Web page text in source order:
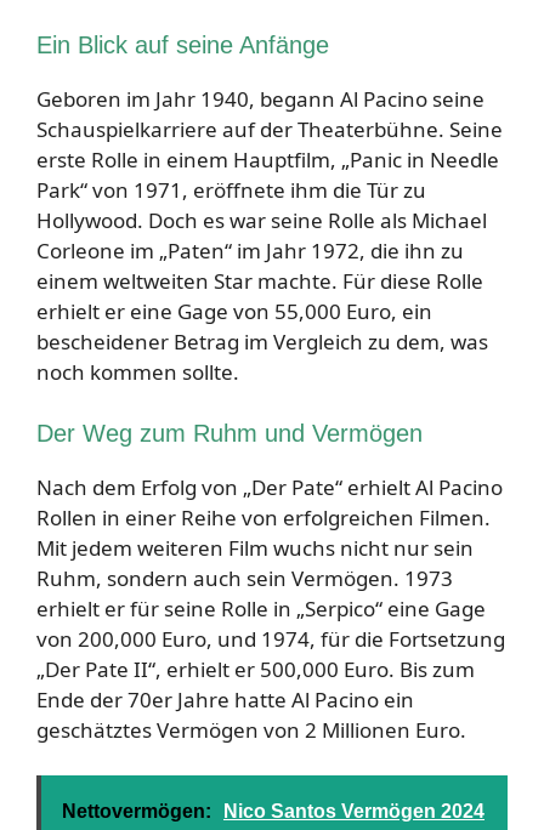
Ein Blick auf seine Anfänge
Geboren im Jahr 1940, begann Al Pacino seine
Schauspielkarriere auf der Theaterbühne. Seine
erste Rolle in einem Hauptfilm, „Panic in Needle
Park“ von 1971, eröffnete ihm die Tür zu
Hollywood. Doch es war seine Rolle als Michael
Corleone im „Paten“ im Jahr 1972, die ihn zu
einem weltweiten Star machte. Für diese Rolle
erhielt er eine Gage von 55,000 Euro, ein
bescheidener Betrag im Vergleich zu dem, was
noch kommen sollte.
Der Weg zum Ruhm und Vermögen
Nach dem Erfolg von „Der Pate“ erhielt Al Pacino
Rollen in einer Reihe von erfolgreichen Filmen.
Mit jedem weiteren Film wuchs nicht nur sein
Ruhm, sondern auch sein Vermögen. 1973
erhielt er für seine Rolle in „Serpico“ eine Gage
von 200,000 Euro, und 1974, für die Fortsetzung
„Der Pate II“, erhielt er 500,000 Euro. Bis zum
Ende der 70er Jahre hatte Al Pacino ein
geschätztes Vermögen von 2 Millionen Euro.
Nettovermögen:
Nico Santos Vermögen 2024